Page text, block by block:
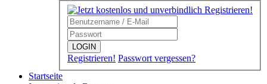
LOGIN
Registrieren! Passwort vergessen?
Startseite